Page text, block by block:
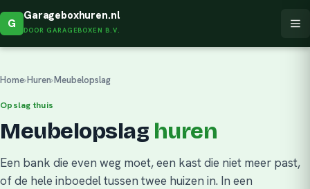
G
Garageboxhuren.nl
DOOR GARAGEBOXEN B.V.
Home›Huren›Meubelopslag
Opslag thuis
Meubelopslag huren
Een bank die even weg moet, een kast die niet meer past,
of de hele inboedel tussen twee huizen in. In een